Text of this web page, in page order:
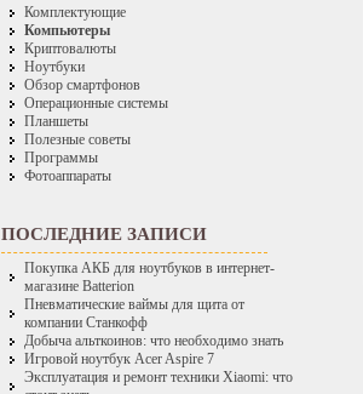
Комплектующие
Компьютеры
Криптовалюты
Ноутбуки
Обзор смартфонов
Операционные системы
Планшеты
Полезные советы
Программы
Фотоаппараты
ПОСЛЕДНИЕ ЗАПИСИ
Покупка АКБ для ноутбуков в интернет-
магазине Batterion
Пневматические ваймы для щита от
компании Станкофф
Добыча альткоинов: что необходимо знать
Игровой ноутбук Acer Aspire 7
Эксплуатация и ремонт техники Xiaomi: что